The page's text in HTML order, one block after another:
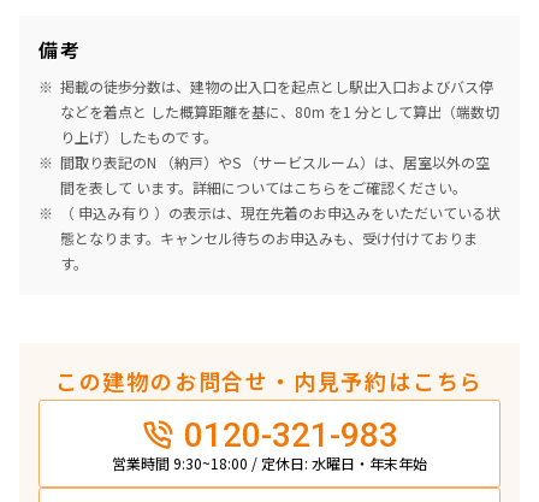
備考
掲載の徒歩分数は、建物の出入口を起点とし駅出入口およびバス停
などを着点と した概算距離を基に、80m を1 分として算出（端数切
り上げ）したものです。
間取り表記のN （納戸）やS （サービスルーム）は、居室以外の空
間を表して います。詳細についてはこちらをご確認ください。
（ 申込み有り ）の表示は、現在先着のお申込みをいただいている状
態となります。キャンセル待ちのお申込みも、受け付けておりま
す。
この建物のお問合せ・内見予約はこちら
0120-321-983
営業時間 9:30~18:00 / 定休日: 水曜日・年末年始